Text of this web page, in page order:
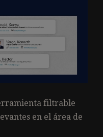
filtrable
en el área de